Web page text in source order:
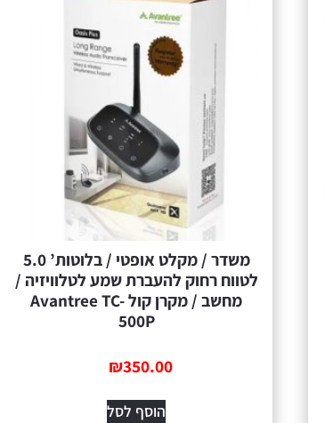
משדר / מקלט אופטי / בלוטות’ 5.0
לטווח רחוק להעברת שמע לטלוויזיה /
מחשב / מקרן קול Avantree TC-
500P
₪350.00
הוסף לסל